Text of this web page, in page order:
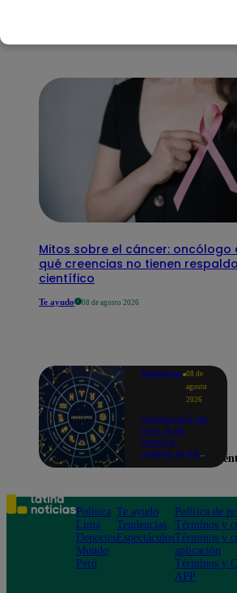
Mitos sobre el cáncer: oncólogo
qué creencias no tienen respaldo
científico
Te ayudo 08 de agosto 2026
Tendencias 08 de
agosto
2026
Horóscopo de
HOY, 8 de
agosto:
¿cómo te irá
Política
Lima
Deportes
Mundo
Perú
Te ayudo
Tendencias
Espectáculos
Política de
Términos y
Términos y
aplicación
Términos y
APP